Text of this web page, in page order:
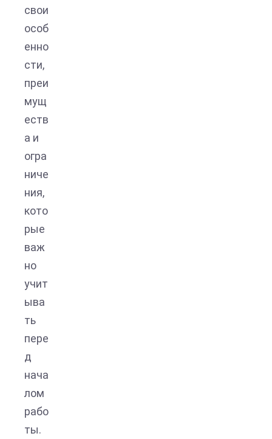
свои
особ
енно
сти,
преи
мущ
еств
а и
огра
ниче
ния,
кото
рые
важ
но
учит
ыва
ть
пере
д
нача
лом
рабо
ты.